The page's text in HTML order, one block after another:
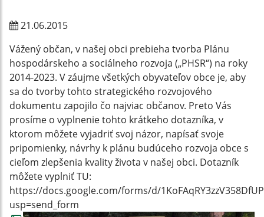
21.06.2015
Vážený občan, v našej obci prebieha tvorba Plánu
hospodárskeho a sociálneho rozvoja („PHSR“) na roky
2014-2023. V záujme všetkých obyvateľov obce je, aby
sa do tvorby tohto strategického rozvojového
dokumentu zapojilo čo najviac občanov. Preto Vás
prosíme o vyplnenie tohto krátkeho dotazníka, v
ktorom môžete vyjadriť svoj názor, napísať svoje
pripomienky, návrhy k plánu budúceho rozvoja obce s
cieľom zlepšenia kvality života v našej obci. Dotazník
môžete vyplniť TU:
https://docs.google.com/forms/d/
usp=send_form